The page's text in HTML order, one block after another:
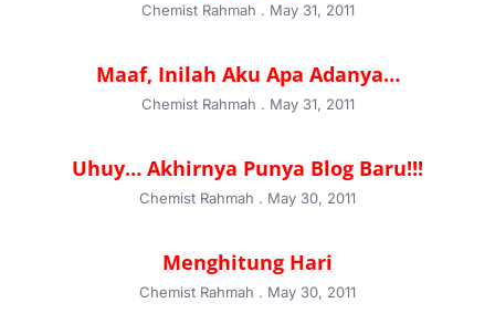
Chemist Rahmah May 31, 2011
Maaf, Inilah Aku Apa Adanya…
Chemist Rahmah May 31, 2011
Uhuy… Akhirnya Punya Blog Baru!!!
Chemist Rahmah May 30, 2011
Menghitung Hari
Chemist Rahmah May 30, 2011